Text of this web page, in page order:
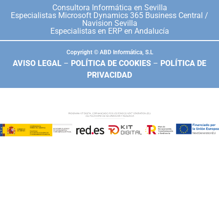
Consultora Informática en Sevilla
Especialistas Microsoft Dynamics 365 Business Central /
Navision Sevilla
Especialistas en ERP en Andalucía
Copyright © ABD Informática, S.L
AVISO LEGAL – POLÍTICA DE COOKIES – POLÍTICA DE
PRIVACIDAD